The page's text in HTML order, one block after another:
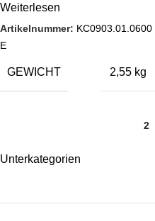
Unterkategorien
Weiterlesen
Artikelnummer: KC0903.01.0600
E
GEWICHT 2,55 kg
2